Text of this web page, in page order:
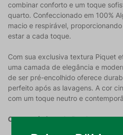
combinar conforto e um toque
quarto. Confeccionado em 100%
macio e respirável,
estar a cada toque.
Com sua exclusiva textura Piquet
uma camada de elegância e
de ser pré-encolhido oferece
perfeito após as lavagens. A cor
com um toque neutro e
Características do Produto: